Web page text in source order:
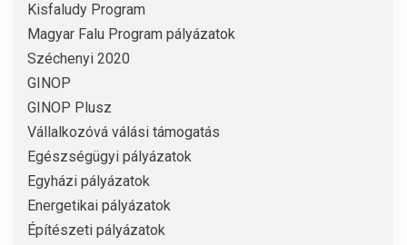
Kisfaludy Program
Magyar Falu Program pályázatok
Széchenyi 2020
GINOP
GINOP Plusz
Vállalkozóvá válási támogatás
Egészségügyi pályázatok
Egyházi pályázatok
Energetikai pályázatok
Építészeti pályázatok